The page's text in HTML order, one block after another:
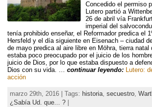
Concedido el permiso
Lutero partió a
26 de abril vía
imperial del
tenía prohibido enseñar, el Reformador predica el
Hersfeld y el día siguiente en Eisenach – ciudad
de mayo predica al aire libre en Möhra, tierra natal
estaba poco preocupado por el juicio de los
juicio de Dios, por lo que estaba dispuesto a
Dios con su vida. … continuar leyendo: Lutero:
acción
marzo 29th, 2016 | Tags: historia, secuestro,
¿Sabía Ud. que... ?